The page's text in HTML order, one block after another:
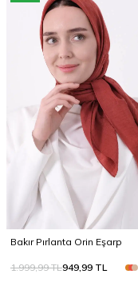
Bakır Pırlanta Orin Eşarp
1.999,99TL949,99 TL